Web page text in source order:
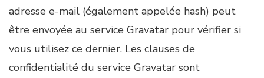
adresse e-mail (également appelée hash) peut
être envoyée au service Gravatar pour vérifier si
vous utilisez ce dernier. Les clauses de
confidentialité du service Gravatar sont